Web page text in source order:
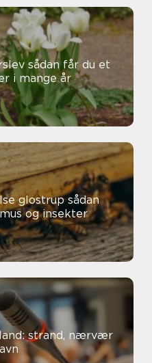
du et
i mange år
sådan
og insekter
strand, nærvær